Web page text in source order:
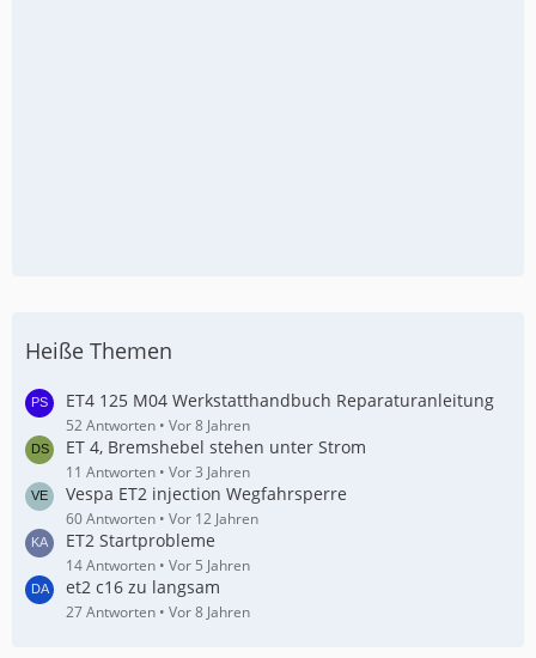
Heiße Themen
ET4 125 M04 Werkstatthandbuch Reparaturanleitung
52 Antworten Vor 8 Jahren
ET 4, Bremshebel stehen unter Strom
11 Antworten Vor 3 Jahren
Vespa ET2 injection Wegfahrsperre
60 Antworten Vor 12 Jahren
ET2 Startprobleme
14 Antworten Vor 5 Jahren
et2 c16 zu langsam
27 Antworten Vor 8 Jahren